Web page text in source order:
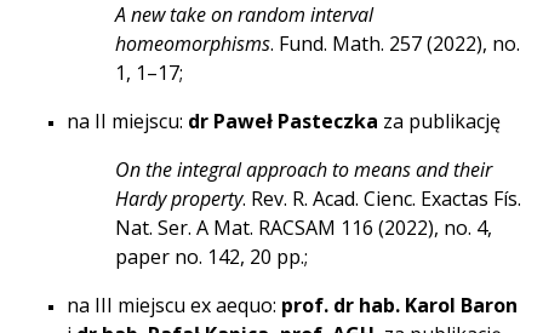
A new take on random interval
homeomorphisms. Fund. Math. 257 (2022), no.
1, 1–17;
na II miejscu: dr Paweł Pasteczka za publikację
On the integral approach to means and their
Hardy property. Rev. R. Acad. Cienc. Exactas Fís.
Nat. Ser. A Mat. RACSAM 116 (2022), no. 4,
paper no. 142, 20 pp.;
na III miejscu ex aequo: prof. dr hab. Karol Baron